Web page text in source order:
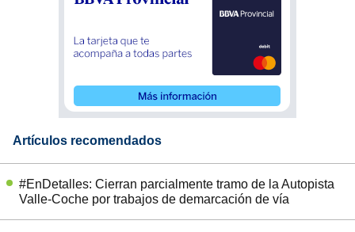
Artículos recomendados
#EnDetalles: Cierran parcialmente tramo de la Autopista
Valle-Coche por trabajos de demarcación de vía